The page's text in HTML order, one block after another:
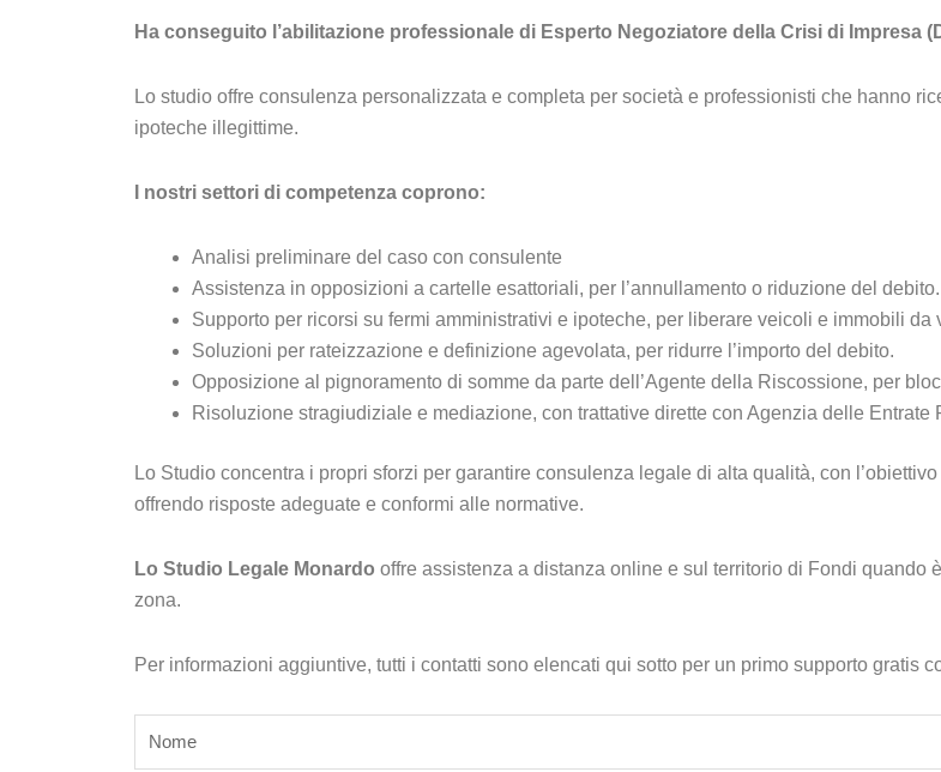
Ha conseguito l’abilitazione professionale di Esperto Negoziatore della Crisi di Impresa
Lo studio offre consulenza personalizzata e completa per società e professionisti che hanno
ipoteche illegittime.
I nostri settori di competenza coprono:
Analisi preliminare del caso con consulente
Assistenza in opposizioni a cartelle esattoriali, per l’annullamento o riduzione del debito.
Supporto per ricorsi su fermi amministrativi e ipoteche, per liberare veicoli e immobili da
Soluzioni per rateizzazione e definizione agevolata, per ridurre l’importo del debito.
Opposizione al pignoramento di somme da parte dell’Agente della Riscossione, per
Risoluzione stragiudiziale e mediazione, con trattative dirette con Agenzia delle Entrate
Lo Studio concentra i propri sforzi per garantire consulenza legale di alta qualità, con
offrendo risposte adeguate e conformi alle normative.
Lo Studio Legale Monardo offre assistenza a distanza online e sul territorio di Fondi
zona.
Per informazioni aggiuntive, tutti i contatti sono elencati qui sotto per un primo supporto gratis